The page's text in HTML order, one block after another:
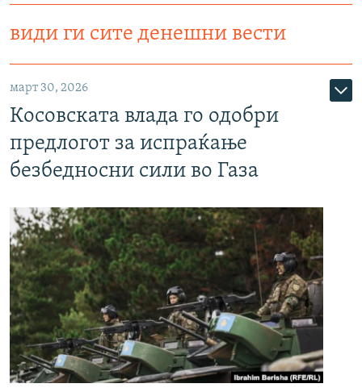
види ги сите денешни вести
март 30, 2026
Косовската влада го одобри
предлогот за испраќање
безбедносни сили во Газа